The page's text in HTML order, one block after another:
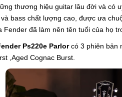
thương hiệu guitar lâu đời và có
bass chất lượng cao, được ưa
đã làm nên tên tuổi của họ
Ps220e Parlorcó 3 phiên bản
, Aged Cognac Burst.